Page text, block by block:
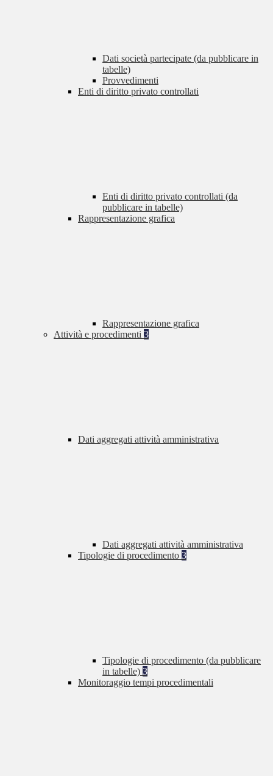
Dati società partecipate (da pubblicare in
tabelle)
Provvedimenti
Enti di diritto privato controllati
Enti di diritto privato controllati (da
pubblicare in tabelle)
Rappresentazione grafica
Rappresentazione grafica
Attività e procedimenti 3
Dati aggregati attività amministrativa
Dati aggregati attività amministrativa
Tipologie di procedimento 3
Tipologie di procedimento (da pubblicare
in tabelle) 3
Monitoraggio tempi procedimentali